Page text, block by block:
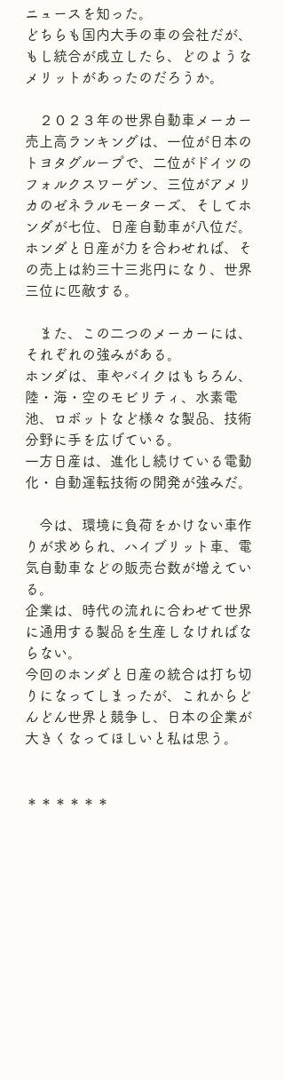
ニュースを知った。
どちらも国内大手の車の会社だが、
もし統合が成立したら、どのような
メリットがあったのだろうか。
２０２３年の世界自動車メーカー
売上高ランキングは、一位が日本の
トヨタグループで、二位がドイツの
フォルクスワーゲン、三位がアメリ
カのゼネラルモーターズ、そしてホ
ンダが七位、日産自動車が八位だ。
ホンダと日産が力を合わせれば、そ
の売上は約三十三兆円になり、世界
三位に匹敵する。
また、この二つのメーカーには、
それぞれの強みがある。
ホンダは、車やバイクはもちろん、
陸・海・空のモビリティ、水素電
池、ロボットなど様々な製品、技術
分野に手を広げている。
一方日産は、進化し続けている電動
化・自動運転技術の開発が強みだ。
今は、環境に負荷をかけない車作
りが求められ、ハイブリット車、電
気自動車などの販売台数が増えてい
る。
企業は、時代の流れに合わせて世界
に通用する製品を生産しなければな
らない。
今回のホンダと日産の統合は打ち切
りになってしまったが、これからど
んどん世界と競争し、日本の企業が
大きくなってほしいと私は思う。
＊＊＊＊＊＊